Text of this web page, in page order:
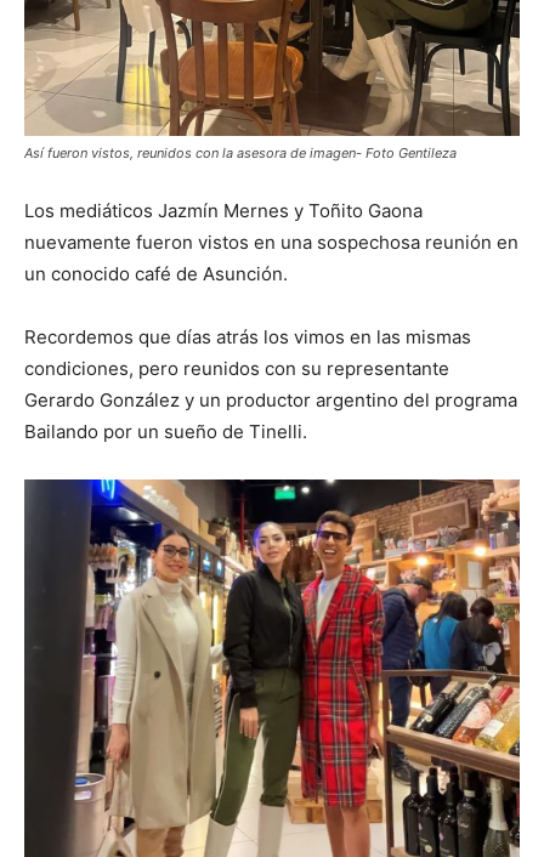
Así fueron vistos, reunidos con la asesora de imagen- Foto Gentileza
Los mediáticos Jazmín Mernes y Toñito Gaona
nuevamente fueron vistos en una sospechosa reunión en
un conocido café de Asunción.
Recordemos que días atrás los vimos en las mismas
condiciones, pero reunidos con su representante
Gerardo González y un productor argentino del programa
Bailando por un sueño de Tinelli.